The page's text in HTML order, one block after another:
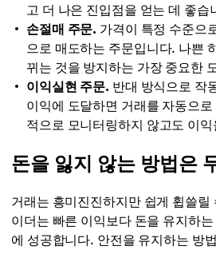
고 더 나은 진입점을 얻는 데 좋습
손절매 주문. 가격이 특정 수준으
으로 매도하는 주문입니다. 나쁜
뀌는 것을 방지하는 가장 중요한
이익실현 주문. 반대 방식으로 작
이익에 도달하면 거래를 자동으
적으로 모니터링하지 않고도 이
돈을 잃지 않는 방법은
거래는 흥미진진하지만 쉽게 휩쓸릴
이더는 빠른 이익보다 돈을 유지하
에 성공합니다. 안전을 유지하는 방